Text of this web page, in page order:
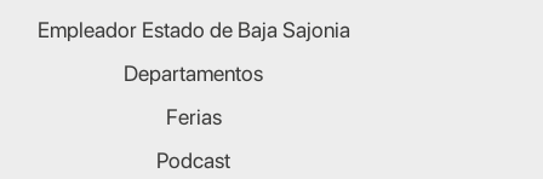
Empleador Estado de Baja Sajonia
Departamentos
Ferias
Podcast